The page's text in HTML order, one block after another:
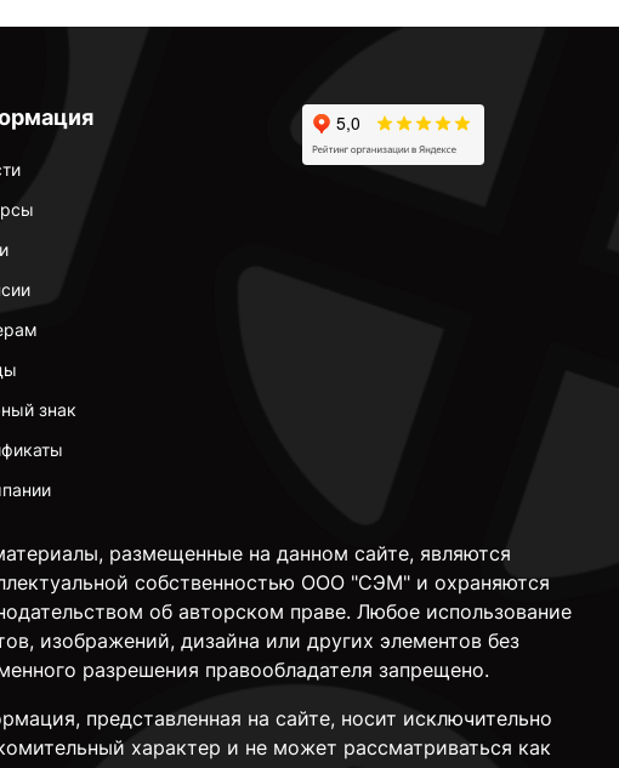
знак
размещенные на данном сайте, являются
собственностью ООО "СЭМ" и охраняются
об авторском праве. Любое использование
изображений, дизайна или других элементов без
разрешения правообладателя запрещено.
представленная на сайте, носит исключительно
характер и не может рассматриваться как